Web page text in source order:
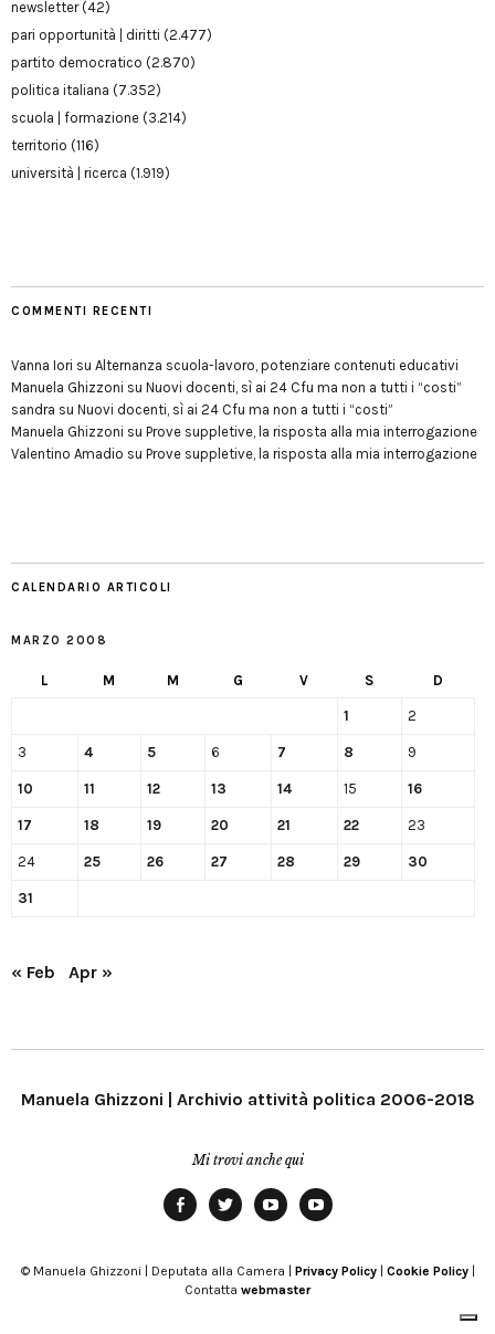
newsletter(42)
pari opportunità | diritti (2.477)
partito democratico (2.870)
politica italiana (7.352)
scuola | formazione (3.214)
territorio (116)
università | ricerca (1.919)
COMMENTI RECENTI
Vanna Iori su Alternanza scuola-lavoro, potenziare contenuti educativi
Manuela Ghizzoni su Nuovi docenti, sì ai 24 Cfu ma non a tutti i “costi”
sandra su Nuovi docenti, sì ai 24 Cfu ma non a tutti i “costi”
Manuela Ghizzoni su Prove suppletive, la risposta alla mia interrogazione
Valentino Amadio su Prove suppletive, la risposta alla mia interrogazione
CALENDARIO ARTICOLI
MARZO 2008
L M M G V S D
1 2
3 4 5 6 7 8 9
10 11 12 13 14 15 16
17 18 19 20 21 22 23
24 25 26 27 28 29 30
31
« Feb Apr »
Manuela Ghizzoni | Archivio attività politica 2006-2018
Mi trovi anche qui
Modena
© Manuela Ghizzoni | Deputata alla Camera | Privacy Policy| Cookie Policy|
Contatta webmaster